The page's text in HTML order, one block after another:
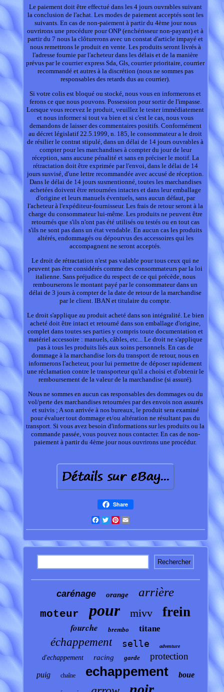
Le paiement doit être effectué dans les 4 jours ouvrables suivant
la conclusion de l'achat. Les modes de paiement acceptés sont les
suivants. En cas de non-paiement à partir du 4ème jour nous
ouvrirons une procédure pour ONP (enchérisseur non-payant) et à
partir du 7 nous la clôturerons avec un constat d'article impayé et
nous remettrons le produit en vente. Les produits seront livrés à
l'adresse fournie par l'acheteur dans les délais et de la manière
prévus par le courrier express Sda, Gls, courrier prioritaire, courrier
recommandé et autres à la discrétion (nous ne sommes pas
responsables des retards dus au courrier).
Si votre colis est bloqué ou stocké, nous vous en informerons et
ferons ce que nous pouvons. Possession pour sortir de l'impasse.
Lorsque vous recevez le produit, veuillez le tester immédiatement
et nous informer si tout va bien et si c'est le cas, nous vous
demandons de laisser des commentaires positifs. Conformément
au décret législatif 22.5.1999, n. 185, le consommateur a le droit
de résilier le contrat stipulé, dans un délai de 14 jours ouvrables à
compter pour les marchandises à compter du jour de leur
réception, sans aucune pénalité et sans en préciser le motif. La
rétractation doit être exprimée par l'envoi, dans le délai de 14
jours susvisé, d'une lettre recommandée avec accusé de réception.
Dans le délai de 14 jours susmentionné, toutes les marchandises
achetées doivent être retournées intactes et dans leur emballage
d'origine et leurs manuels éventuels, sans aucun défaut, par
l'acheteur à l'expéditeur-fournisseur. Les frais de retour seront à la
charge du consommateur lui-même. Les produits ne peuvent être
retournés que s'ils n'ont pas été utilisés ou testés ou en tout cas
s'ils ne sont pas dans un état vendable. En aucun cas les produits
altérés, endommagés ou dépourvus des accessoires qui les
accompagnent ne seront acceptés.
Le droit de rétractation n'est pas valable pour tous ceux qui ne
peuvent pas être considérés comme des consommateurs par la loi
italienne. Sans préjudice du respect de ce qui précède, nous
rembourserons le montant payé par le consommateur dans un
délai de 3 jours à compter de la date de retour de la marchandise
par le client. IBAN et titulaire du compte.
Le droit s'applique au produit acheté dans son intégralité. Le bien
acheté doit être intact et retourné dans son emballage d'origine,
complet dans toutes ses parties y compris toute documentation et
matériel accessoire : manuels, câbles, etc... Le droit ne s'applique
pas à tous les produits liés aux soins personnels. En cas de
dommage à la marchandise lors du transport de retour, nous en
informerons l'acheteur, pour lui permettre de déposer rapidement
une réclamation contre le transporteur qu'il a choisi et d'obtenir le
remboursement de la valeur de la marchandise (si assuré).
Nous ne sommes en aucun cas responsables des dommages ou du
vol/perte des marchandises retournées par des envois non assurés
et suivis ; A son arrivée à nos bureaux, le produit sera examiné
pour évaluer tout dommage et/ou altération ne résultant pas du
transport. Si vous avez besoin d'informations sur les produits ou la
commande passée, vous pouvez nous contacter. En cas de non-
paiement à partir du 4ème jour nous ouvrirons une procédur.
Share
Facebook
TwitterPinterest
carénage orange arrière
moteur pour mivv frein
fourche brembo titane
échappement selle adventure
d'echappement racing garde protection
puig chaîne echappement boue